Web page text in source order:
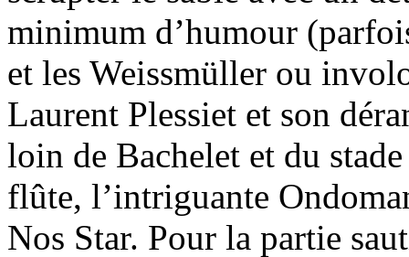
minimum d’humour
et les Weissmüller ou
Laurent Plessiet et son
loin de Bachelet et du
flûte, l’intriguante
Nos Star. Pour la partie